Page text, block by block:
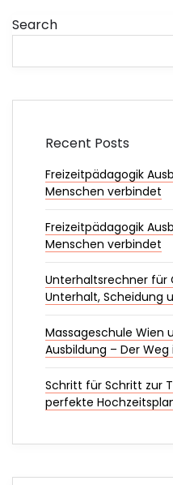
Search
Recent Posts
Freizeitpädagogik
Menschen verbindet
Freizeitpädagogik
Menschen verbindet
Unterhaltsrechner für
Unterhalt, Scheidung
Massageschule Wien
Ausbildung – Der
Schritt für Schritt zur
perfekte